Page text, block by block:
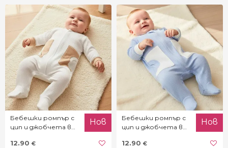
Бебешки ромпър с
цип и джобчета в
Нов
12.90 €
Бебешки ромпър с
цип и джобчета в
Нов
12.90 €